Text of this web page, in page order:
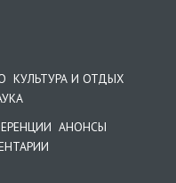
КУЛЬТУРА И ОТДЫХ
АНОНСЫ